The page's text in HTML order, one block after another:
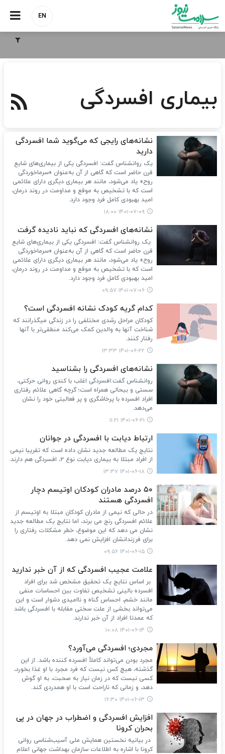
EN
بیماری افسردگی
نشانه‌های رایجی که می‌گوید شما افسردگی
دارید
یک روانشناس گفت: افسردگی یکی از بیماری‌های شایع
قرن حاضر است که گاهی از آن به‌عنوان «سرماخوردگی
روح» یاد می‌شود، مانند هر بیماری دیگری دارای علائمی
است که با تشخیص به موقع و مداومت در روند درمان،
امید بهبودی کامل فرد وجود دارد.
۱۴۰۱-۰۷-۰۹ ۱۸:۰۰
نشانه‌های افسردگی که نباید نادیده گرفت
یک روانشناس گفت: افسردگی یکی از بیماری‌های شایع
قرن حاضر است که گاهی از آن به‌عنوان «سرماخوردگی
روح» یاد می‌شود، مانند هر بیماری دیگری دارای علائمی
است که با تشخیص به موقع و مداومت در روند درمان،
امید بهبودی کامل فرد وجود دارد.
۱۴۰۱-۰۷-۰۶ ۰۹:۵۷
کدام گریه کودک نشانه افسردگی است؟
کودکان مراحل رشدی مختلفی را در زندگی میگذرانند که
شناخت آنها به والدین کمک می‌کند منطقی‌تر با آنها
رفتار کنند.
۱۴۰۱-۰۶-۲۲ ۱۳:۳۳
نشانه‌های افسردگی را بشناسید
روانشناس گفت:افسردگی اغلب با کندی روانی حرکتی،
سستی و بیحالی همراه است؛ گرچه گاهی علائم رفتاری
افراد افسرده با پرخاشگری و پر فعالیتی خود را نشان
می‌دهد.
۱۴۰۱-۰۶-۲۱ ۱۱:۲۱
ارتباط دیابت با افسردگی در جوانان
نتایج یک مطالعه جدید نشان داده است که تقریبا نیمی
از افراد مبتلا به بیماری دیابت نوع ۲، افسردگی هم دارند.
۱۴۰۱-۰۶-۱۸ ۱۳:۳۷
۵۰ درصد مادران کودکان اوتیسم دچار
افسردگی هستند
در حالی که نیمی از مادران کودکان مبتلا به اوتیسم از
علائم افسردگی رنج می برند، اما نتایج یک مطالعه جدید
نشان می دهد که این موضوع، خطر مشکلات رفتاری را
برای فرزندانشان افزایش نمی دهد.
۱۴۰۱-۰۶-۱۵ ۰۹:۵۶
علامت عجیب افسردگی که از آن خبر ندارید
بر اساس نتایج یک تحقیق مشخص شد برای افراد
افسرده بالینی تشخیص تفاوت بین احساسات منفی
مانند خشم، احساس گناه و ناامیدی دشوار است و این
می‌تواند بخشی از علت سختی مقابله با افسردگی باشد
که عمدتا افراد از آن خبر ندارند.
۱۴۰۱-۰۶-۱۴ ۱۰:۰۸
مجردی؛ افسردگی می‌آورد؟
مجرد بودن می‌تواند کاملاً افسرده کننده باشد. از این
گذشته، هیچ کس نیست که فرد مجرد با او غذا بخورد،
کسی نیست که در زمان نیاز به صحبت، به او گوش
دهد، و زمانی که ناراحت است با او همدردی کند.
۱۴۰۱-۰۶-۱۳ ۱۶:۳۰
افزایش افسردگی و اضطراب در جهان در پی
بحران کرونا
در بیانیه نخستین همایش ملی آسیب‌شناسی روانی
کرونا با اشاره به اطلاعات سازمان بهداشت جهانی اعلام